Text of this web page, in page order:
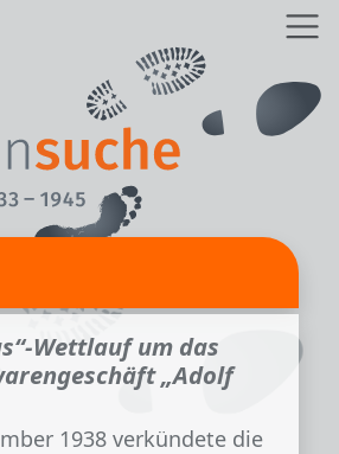
Wettlauf um das
„Adolf
1938 verkündete die